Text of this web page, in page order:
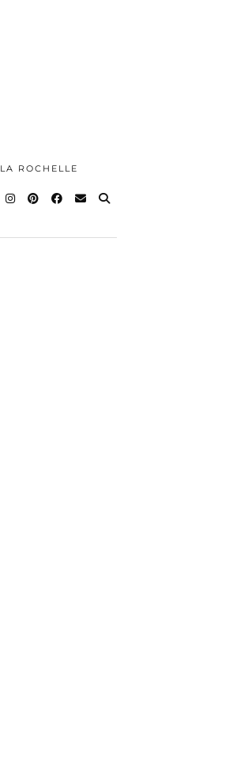
LA ROCHELLE